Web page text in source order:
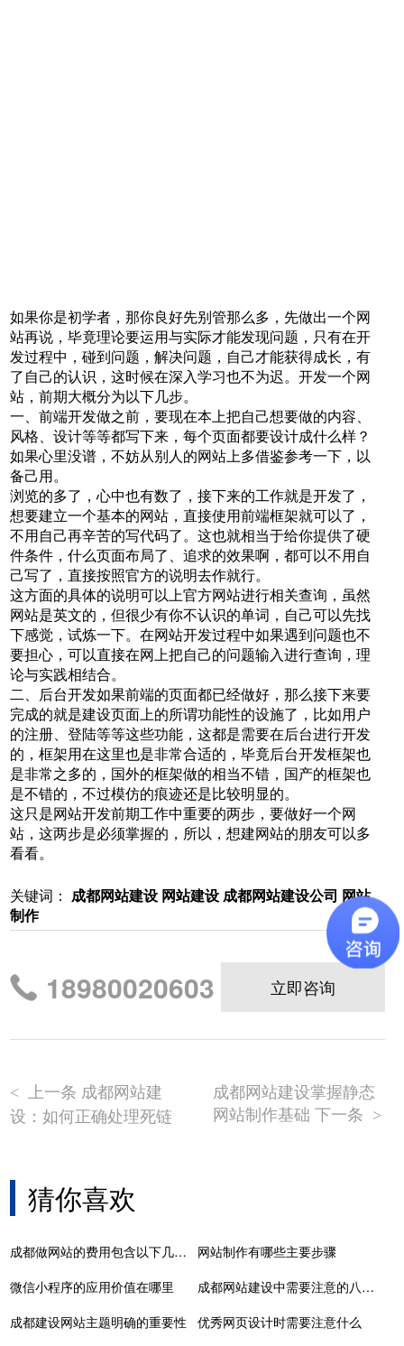
如果你是初学者，那你良好先别管那么多，先做出一个网
站再说，毕竟理论要运用与实际才能发现问题，只有在开
发过程中，碰到问题，解决问题，自己才能获得成长，有
了自己的认识，这时候在深入学习也不为迟。开发一个网
站，前期大概分为以下几步。
一、前端开发做之前，要现在本上把自己想要做的内容、
风格、设计等等都写下来，每个页面都要设计成什么样？
如果心里没谱，不妨从别人的网站上多借鉴参考一下，以
备己用。
浏览的多了，心中也有数了，接下来的工作就是开发了，
想要建立一个基本的网站，直接使用前端框架就可以了，
不用自己再辛苦的写代码了。这也就相当于给你提供了硬
件条件，什么页面布局了、追求的效果啊，都可以不用自
己写了，直接按照官方的说明去作就行。
这方面的具体的说明可以上官方网站进行相关查询，虽然
网站是英文的，但很少有你不认识的单词，自己可以先找
下感觉，试炼一下。在网站开发过程中如果遇到问题也不
要担心，可以直接在网上把自己的问题输入进行查询，理
论与实践相结合。
二、后台开发如果前端的页面都已经做好，那么接下来要
完成的就是建设页面上的所谓功能性的设施了，比如用户
的注册、登陆等等这些功能，这都是需要在后台进行开发
的，框架用在这里也是非常合适的，毕竟后台开发框架也
是非常之多的，国外的框架做的相当不错，国产的框架也
是不错的，不过模仿的痕迹还是比较明显的。
这只是网站开发前期工作中重要的两步，要做好一个网
站，这两步是必须掌握的，所以，想建网站的朋友可以多
看看。
关键词：成都网站建设 网站建设 成都网站建设公司 网站
制作
18980020603 立即咨询
<
上一条 成都网站建
设：如何正确处理死链
成都网站建设掌握静态
网站制作基础 下一条 >
猜你喜欢
成都做网站的费用包含以下几个方面
网站制作有哪些主要步骤
微信小程序的应用价值在哪里
成都网站建设中需要注意的八大事项
成都建设网站主题明确的重要性
优秀网页设计时需要注意什么